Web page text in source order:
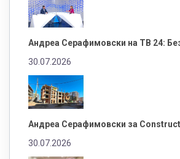
Андреа Серафимовски на ТВ 24:
30.07.2026
Андреа Серафимовски за
30.07.2026